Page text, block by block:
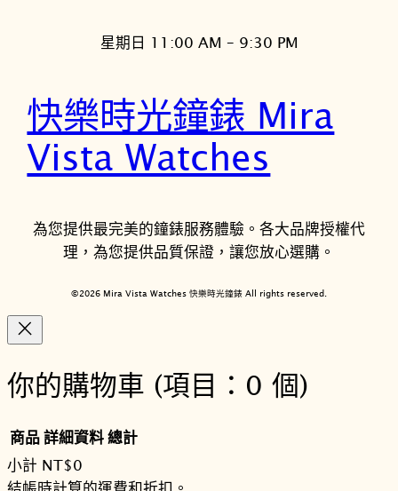
星期日 11:00 AM – 9:30 PM
快樂時光鐘錶 Mira
Vista Watches
為您提供最完美的鐘錶服務體驗。各大品牌授權代
理，為您提供品質保證，讓您放心選購。
©2026 Mira Vista Watches 快樂時光鐘錶 All rights reserved.
你的購物車 (項目：0 個)
商品詳細資料總計
小計 NT$0